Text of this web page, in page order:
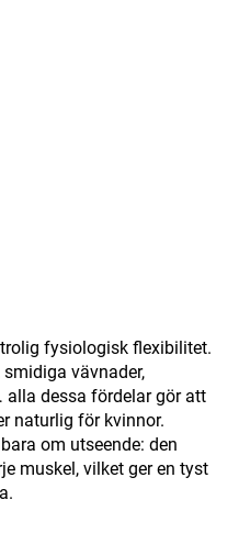
fysiologisk flexibilitet.
vävnader,
dessa fördelar gör att
naturlig för kvinnor.
om utseende: den
muskel, vilket ger en tyst